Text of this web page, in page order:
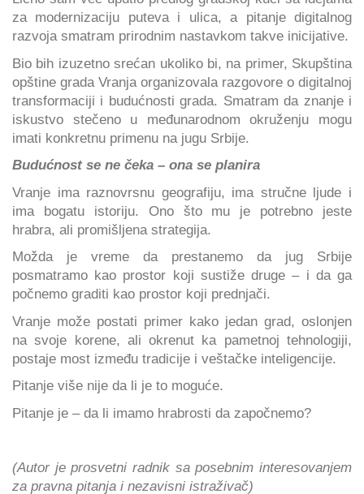
za modernizaciju puteva i ulica, a pitanje digitalnog
razvoja smatram prirodnim nastavkom takve inicijative.
Bio bih izuzetno srećan ukoliko bi, na primer, Skupština
opštine grada Vranja organizovala razgovore o digitalnoj
transformaciji i budućnosti grada. Smatram da znanje i
iskustvo stečeno u međunarodnom okruženju mogu
imati konkretnu primenu na jugu Srbije.
Budućnost se ne čeka – ona se planira
Vranje ima raznovrsnu geografiju, ima stručne ljude i
ima bogatu istoriju. Ono što mu je potrebno jeste
hrabra, ali promišljena strategija.
Možda je vreme da prestanemo da jug Srbije
posmatramo kao prostor koji sustiže druge – i da ga
počnemo graditi kao prostor koji prednjači.
Vranje može postati primer kako jedan grad, oslonjen
na svoje korene, ali okrenut ka pametnoj tehnologiji,
postaje most između tradicije i veštačke inteligencije.
Pitanje više nije da li je to moguće.
Pitanje je – da li imamo hrabrosti da započnemo?
(Autor je prosvetni radnik sa posebnim interesovanjem
za pravna pitanja i nezavisni istraživač)